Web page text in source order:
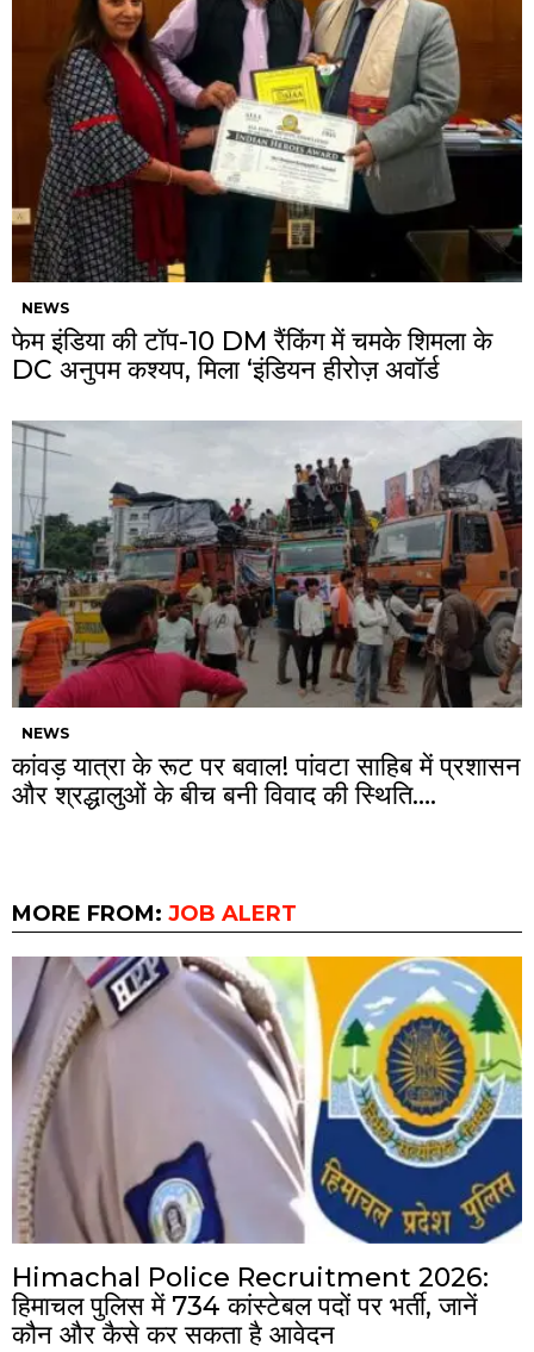
NEWS
फेम इंडिया की टॉप-10 DM रैंकिंग में चमके शिमला के
DC अनुपम कश्यप, मिला ‘इंडियन हीरोज़ अवॉर्ड
NEWS
कांवड़ यात्रा के रूट पर बवाल! पांवटा साहिब में प्रशासन
और श्रद्धालुओं के बीच बनी विवाद की स्थिति….
MORE FROM: JOB ALERT
Himachal Police Recruitment 2026:
हिमाचल पुलिस में 734 कांस्टेबल पदों पर भर्ती, जानें
कौन और कैसे कर सकता है आवेदन